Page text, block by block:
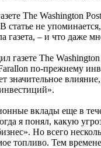
The Washington
статье не
газета, – и что даже
The
по-прежнему
значительное
вклады еще в
я понял, какую
Но всего
топливо. Тем